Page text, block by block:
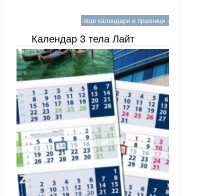
още календари и празници »
Календар 3 тела Лайт